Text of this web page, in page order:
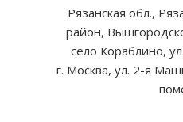
Рязанская обл.,
район,
село Кораблино,
г. Москва, ул. 2-я